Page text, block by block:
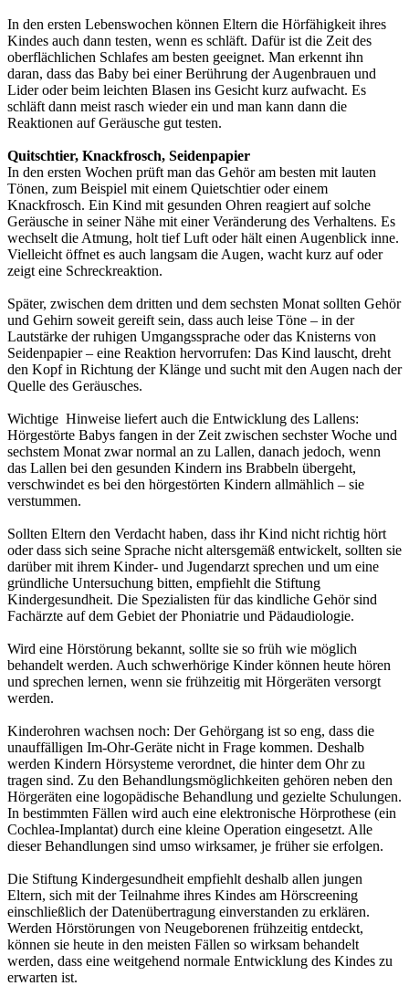
In den ersten Lebenswochen können Eltern die Hörfähigkeit ihres
Kindes auch dann testen, wenn es schläft. Dafür ist die Zeit des
oberflächlichen Schlafes am besten geeignet. Man erkennt ihn
daran, dass das Baby bei einer Berührung der Augenbrauen und
Lider oder beim leichten Blasen ins Gesicht kurz aufwacht. Es
schläft dann meist rasch wieder ein und man kann dann die
Reaktionen auf Geräusche gut testen.
Quitschtier, Knackfrosch, Seidenpapier
In den ersten Wochen prüft man das Gehör am besten mit lauten
Tönen, zum Beispiel mit einem Quietschtier oder einem
Knackfrosch. Ein Kind mit gesunden Ohren reagiert auf solche
Geräusche in seiner Nähe mit einer Veränderung des Verhaltens. Es
wechselt die Atmung, holt tief Luft oder hält einen Augenblick inne.
Vielleicht öffnet es auch langsam die Augen, wacht kurz auf oder
zeigt eine Schreckreaktion.
Später, zwischen dem dritten und dem sechsten Monat sollten Gehör
und Gehirn soweit gereift sein, dass auch leise Töne – in der
Lautstärke der ruhigen Umgangssprache oder das Knisterns von
Seidenpapier – eine Reaktion hervorrufen: Das Kind lauscht, dreht
den Kopf in Richtung der Klänge und sucht mit den Augen nach der
Quelle des Geräusches.
Wichtige Hinweise liefert auch die Entwicklung des Lallens:
Hörgestörte Babys fangen in der Zeit zwischen sechster Woche und
sechstem Monat zwar normal an zu Lallen, danach jedoch, wenn
das Lallen bei den gesunden Kindern ins Brabbeln übergeht,
verschwindet es bei den hörgestörten Kindern allmählich – sie
verstummen.
Sollten Eltern den Verdacht haben, dass ihr Kind nicht richtig hört
oder dass sich seine Sprache nicht altersgemäß entwickelt, sollten sie
darüber mit ihrem Kinder- und Jugendarzt sprechen und um eine
gründliche Untersuchung bitten, empfiehlt die Stiftung
Kindergesundheit. Die Spezialisten für das kindliche Gehör sind
Fachärzte auf dem Gebiet der Phoniatrie und Pädaudiologie.
Wird eine Hörstörung bekannt, sollte sie so früh wie möglich
behandelt werden. Auch schwerhörige Kinder können heute hören
und sprechen lernen, wenn sie frühzeitig mit Hörgeräten versorgt
werden.
Kinderohren wachsen noch: Der Gehörgang ist so eng, dass die
unauffälligen Im-Ohr-Geräte nicht in Frage kommen. Deshalb
werden Kindern Hörsysteme verordnet, die hinter dem Ohr zu
tragen sind. Zu den Behandlungsmöglichkeiten gehören neben den
Hörgeräten eine logopädische Behandlung und gezielte Schulungen.
In bestimmten Fällen wird auch eine elektronische Hörprothese (ein
Cochlea-Implantat) durch eine kleine Operation eingesetzt. Alle
dieser Behandlungen sind umso wirksamer, je früher sie erfolgen.
Die Stiftung Kindergesundheit empfiehlt deshalb allen jungen
Eltern, sich mit der Teilnahme ihres Kindes am Hörscreening
einschließlich der Datenübertragung einverstanden zu erklären.
Werden Hörstörungen von Neugeborenen frühzeitig entdeckt,
können sie heute in den meisten Fällen so wirksam behandelt
werden, dass eine weitgehend normale Entwicklung des Kindes zu
erwarten ist.